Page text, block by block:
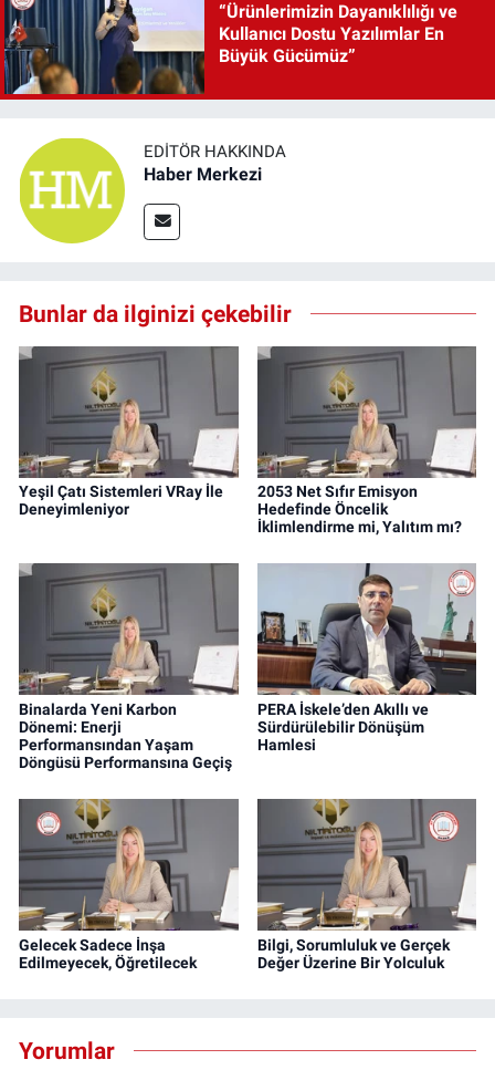
“Ürünlerimizin Dayanıklılığı ve
Kullanıcı Dostu Yazılımlar En
Büyük Gücümüz”
EDITÖR HAKKINDA
Haber Merkezi
Bunlar da ilginizi çekebilir
Yeşil Çatı Sistemleri VRay İle
Deneyimleniyor
2053 Net Sıfır Emisyon
Hedefinde Öncelik
İklimlendirme mi, Yalıtım mı?
Binalarda Yeni Karbon
Dönemi: Enerji
Performansından Yaşam
Döngüsü Performansına Geçiş
PERA İskele’den Akıllı ve
Sürdürülebilir Dönüşüm
Hamlesi
Gelecek Sadece İnşa
Edilmeyecek, Öğretilecek
Bilgi, Sorumluluk ve Gerçek
Değer Üzerine Bir Yolculuk
Yorumlar